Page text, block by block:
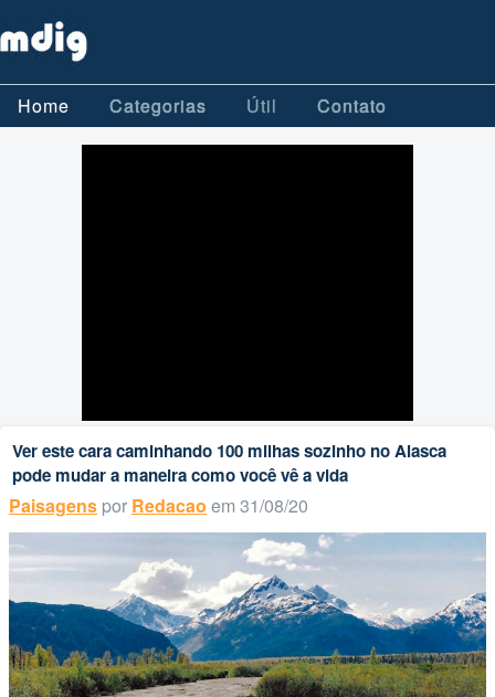
Home Categorias Útil Contato
Ver este cara caminhando 100 milhas sozinho no Alasca
pode mudar a maneira como você vê a vida
Paisagens por Redacao em 31/08/20